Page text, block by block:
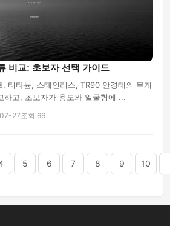
비교: 초보자 선택 가이드
티타늄, 스테인리스, TR90 안경테의 무게
하고, 초보자가 용도와 얼굴형에 ...
07-27조회 66
5 6 7 8 9 10